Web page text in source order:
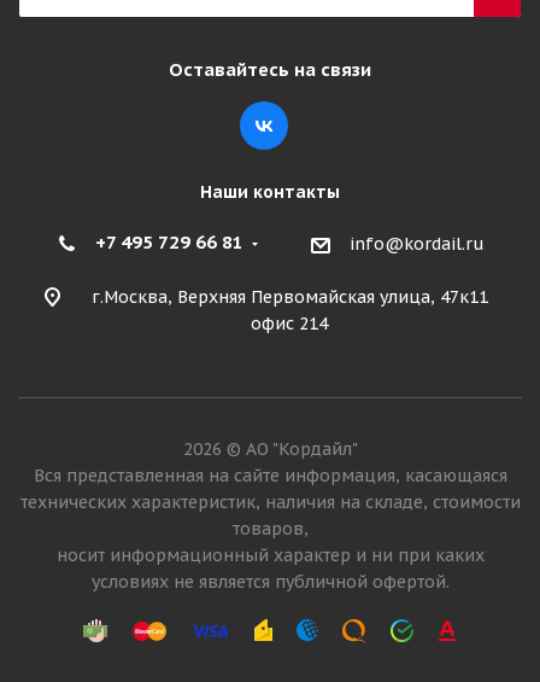
Оставайтесь на связи
Наши контакты
+7 495 729 66 81 info@kordail.ru
г.Москва, Верхняя Первомайская улица, 47к11
офис 214
2026 © АО "Кордайл"
Вся представленная на сайте информация, касающаяся
технических характеристик, наличия на складе, стоимости
товаров,
носит информационный характер и ни при каких
условиях не является публичной офертой.